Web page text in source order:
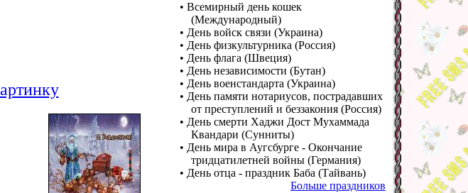
• Всемирный день кошек
(Международный)
• День войск связи (Украина)
• День физкультурника (Россия)
• День флага (Швеция)
• День независимости (Бутан)
• День военстандарта (Украина)
• День памяти нотариусов, пострадавших
от преступлений и беззакония (Россия)
• День смерти Хаджи Дост Мухаммада
Квандари (Сунниты)
• День мира в Аугсбурге - Окончание
тридцатилетней войны (Германия)
• День отца - праздник Баба (Тайвань)
Больше праздников